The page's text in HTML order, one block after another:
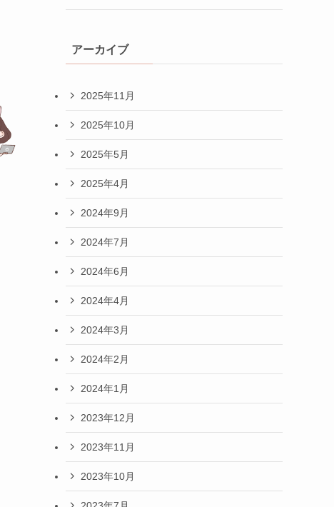
アーカイブ
2025年11月
2025年10月
2025年5月
2025年4月
2024年9月
2024年7月
2024年6月
2024年4月
2024年3月
2024年2月
2024年1月
2023年12月
2023年11月
2023年10月